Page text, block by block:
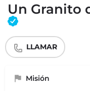
Un Granito
LLAMAR
Misión